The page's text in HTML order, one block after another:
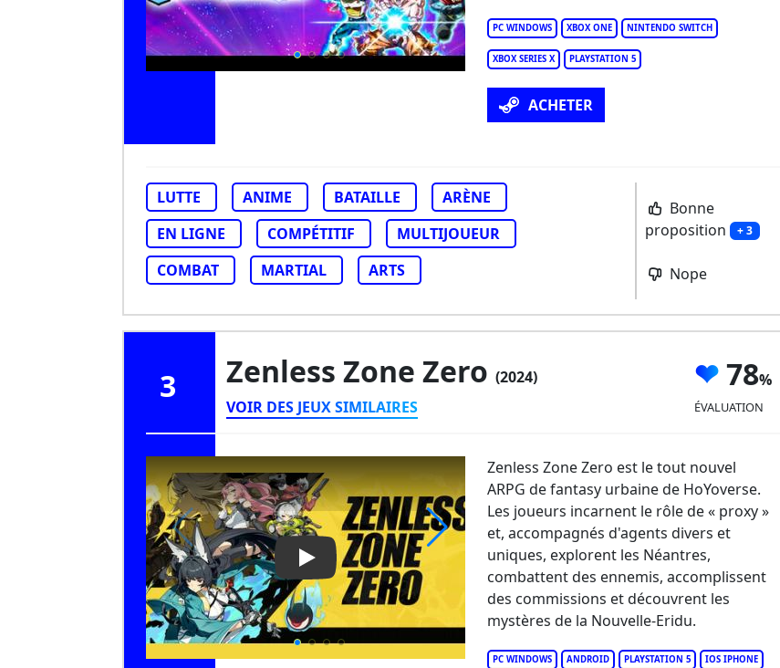
PC WINDOWS XBOX ONE NINTENDO SWITCH
XBOX SERIES X PLAYSTATION 5
ACHETER
LUTTE ANIME BATAILLE
ARÈNE
EN LIGNE
COMPÉTITIF
MULTIJOUEUR
COMBAT
MARTIAL ARTS
Bonne
proposition + 3
Nope
3 Zenless Zone Zero (2024)
VOIR DES JEUX SIMILAIRES
78
ÉVALUATION
Play Video: Zenless Zone Zero
PC WINDOWS ANDROID PLAYSTATION 5 IOS IPHONE
Zenless Zone Zero est le tout nouvel
ARPG de fantasy urbaine de HoYoverse.
Les joueurs incarnent le rôle de « proxy »
et, accompagnés d'agents divers et
uniques, explorent les Néantres,
combattent des ennemis, accomplissent
des commissions et découvrent les
mystères de la Nouvelle-Eridu.